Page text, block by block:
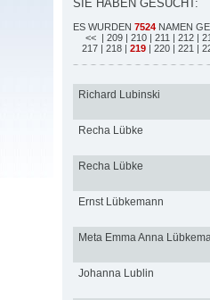
SIE HABEN GESUCHT:
ES WURDEN 7524 NAMEN
<< | 209 | 210 | 211 | 212 |
217 | 218 | 219 | 220 | 221 |
Richard Lubinski
Recha Lübke
Recha Lübke
Ernst Lübkemann
Meta Emma Anna
Johanna Lublin